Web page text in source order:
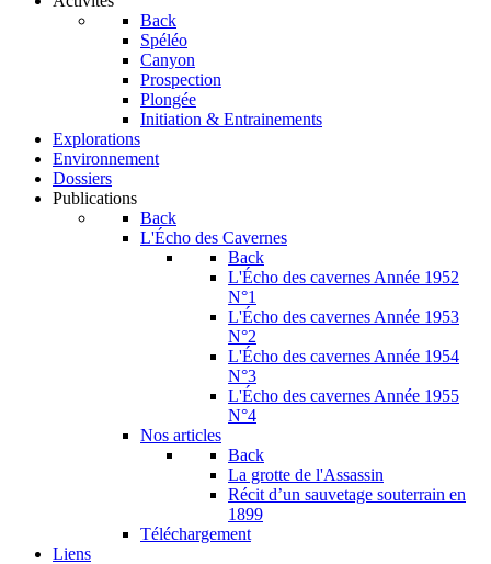
Back
Spéléo
Canyon
Prospection
Plongée
Initiation & Entrainements
Explorations
Environnement
Dossiers
Publications
Back
L'Écho des Cavernes
Back
L'Écho des cavernes Année 1952
N°1
L'Écho des cavernes Année 1953
N°2
L'Écho des cavernes Année 1954
N°3
L'Écho des cavernes Année 1955
N°4
Nos articles
Back
La grotte de l'Assassin
Récit d’un sauvetage souterrain en
1899
Téléchargement
Liens